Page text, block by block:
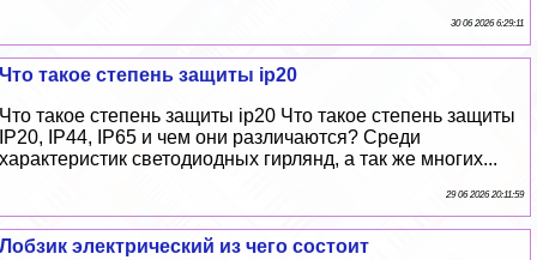
30 06 2026 6:29:11
Что такое степень защиты ip20
Что такое степень защиты ip20 Что такое степень защиты
IP20, IP44, IP65 и чем они различаются? Среди
хаpaктеристик светодиодных гирлянд, а так же многих...
29 06 2026 20:11:59
Лобзик электрический из чего состоит